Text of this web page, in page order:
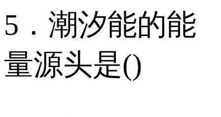
5．潮汐能的能
量源头是()